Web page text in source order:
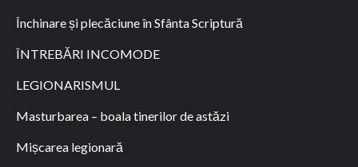
Închinare și plecăciune în Sfânta Scriptură
ÎNTREBĂRI INCOMODE
LEGIONARISMUL
Masturbarea – boala tinerilor de astăzi
Mișcarea legionară